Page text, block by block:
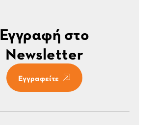
Εγγραφή στο
Newsletter
Εγγραφείτε